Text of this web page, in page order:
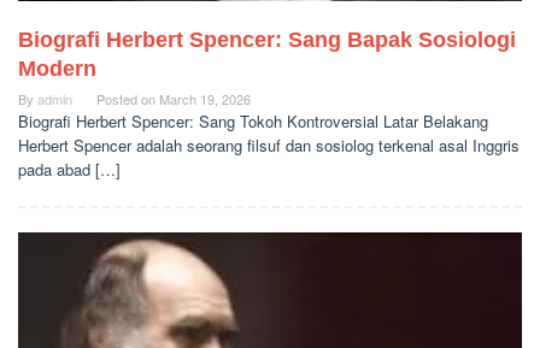
Biografi Herbert Spencer: Sang Bapak Sosiologi
Modern
By admin Posted on March 19, 2026
Biografi Herbert Spencer: Sang Tokoh Kontroversial Latar Belakang
Herbert Spencer adalah seorang filsuf dan sosiolog terkenal asal Inggris
pada abad […]